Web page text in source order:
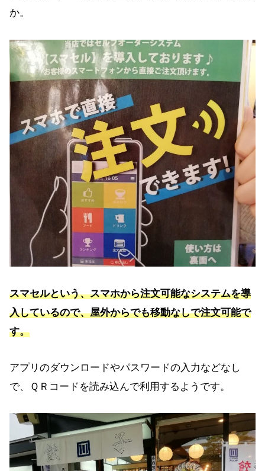
か。
スマセルという、スマホから注文可能なシステムを導
入しているので、屋外からでも移動なしで注文可能で
す。
アプリのダウンロードやパスワードの入力などなし
で、ＱＲコードを読み込んで利用するようです。